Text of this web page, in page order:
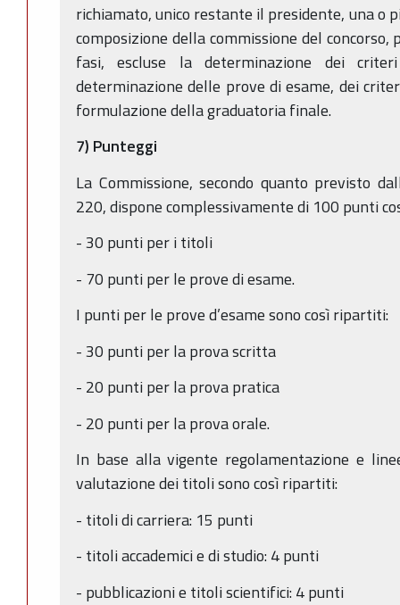
richiamato, unico restante il presidente, una o
composizione della commissione del
fasi, escluse la determinazione dei
determinazione delle prove di esame, dei
formulazione della graduatoria finale.
7) Punteggi
La Commissione, secondo quanto previsto
220, dispone complessivamente di 100 punti
- 30 punti per i titoli
- 70 punti per le prove di esame.
I punti per le prove d’esame sono così ripartiti:
- 30 punti per la prova scritta
- 20 punti per la prova pratica
- 20 punti per la prova orale.
In base alla vigente regolamentazione e
valutazione dei titoli sono così ripartiti:
- titoli di carriera: 15 punti
- titoli accademici e di studio: 4 punti
- pubblicazioni e titoli scientifici: 4 punti